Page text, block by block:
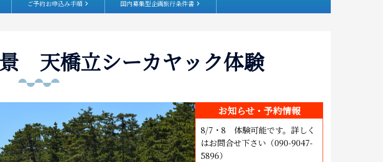
アクセス
ご予約お申込み手順 国内募集型企画旅行条件書
天橋立シーカヤック体験
お知らせ・予約情報
8/7・8 体験可能です。詳しく
はお問合せ下さい（090-9047-
5896）